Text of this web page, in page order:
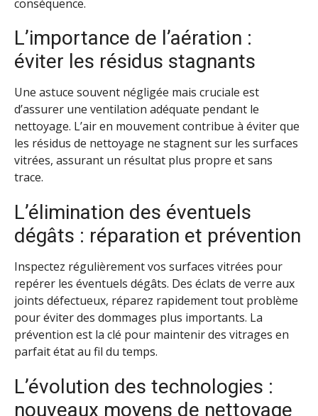
conséquence.
L’importance de l’aération :
éviter les résidus stagnants
Une astuce souvent négligée mais cruciale est
d’assurer une ventilation adéquate pendant le
nettoyage. L’air en mouvement contribue à éviter que
les résidus de nettoyage ne stagnent sur les surfaces
vitrées, assurant un résultat plus propre et sans
trace.
L’élimination des éventuels
dégâts : réparation et prévention
Inspectez régulièrement vos surfaces vitrées pour
repérer les éventuels dégâts. Des éclats de verre aux
joints défectueux, réparez rapidement tout problème
pour éviter des dommages plus importants. La
prévention est la clé pour maintenir des vitrages en
parfait état au fil du temps.
L’évolution des technologies :
nouveaux moyens de nettoyage